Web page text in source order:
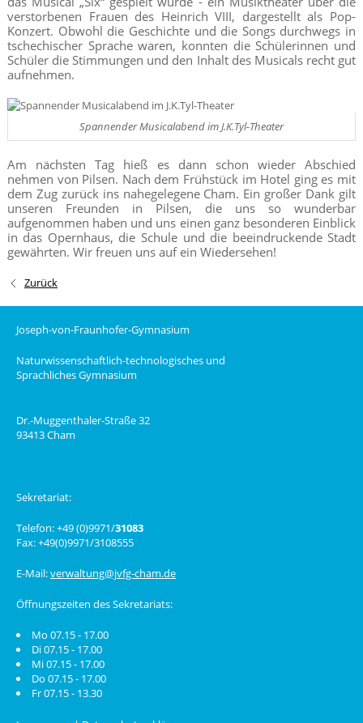
verstorbenen Frauen des Heinrich VIII, dargestellt als Pop-
Konzert. Obwohl die Geschichte und die Songs durchwegs in
tschechischer Sprache waren, konnten die Schülerinnen und
Schüler die Stimmungen und den Inhalt des Musicals recht gut
aufnehmen.
Spannender Musicalabend im J.K.Tyl-Theater
Am nächsten Tag hieß es dann schon wieder Abschied
nehmen von Pilsen. Nach dem Frühstück im Hotel ging es mit
dem Zug zurück ins nahegelegene Cham. Ein großer Dank gilt
unseren Freunden in Pilsen, die uns so wunderbar
aufgenommen haben und uns einen ganz besonderen Einblick
in das Opernhaus, die Schule und die beeindruckende Stadt
gewährten. Wir freuen uns auf ein Wiedersehen!
Zurück
Joseph-von-Fraunhofer-Gymnasium
Naturwissenschaftlich-technologisches und
Sprachliches Gymnasium
Dr.-Muggenthaler-Straße 32
93413 Cham
Sekretariat:
Telefon: +49 (0)9971/31083
Fax: +49(0)9971/3108555
E-Mail:verwaltung@jvfg-cham.de
Öffnungszeiten des Sekretariats:
Mo 07.15 - 17.00
Di 07.15 - 17.00
Mi 07.15 - 17.00
Do 07.15 - 17.00
Fr 07.15 - 13.30